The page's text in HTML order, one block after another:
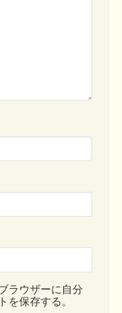
ラウザーに自分
を保存する。